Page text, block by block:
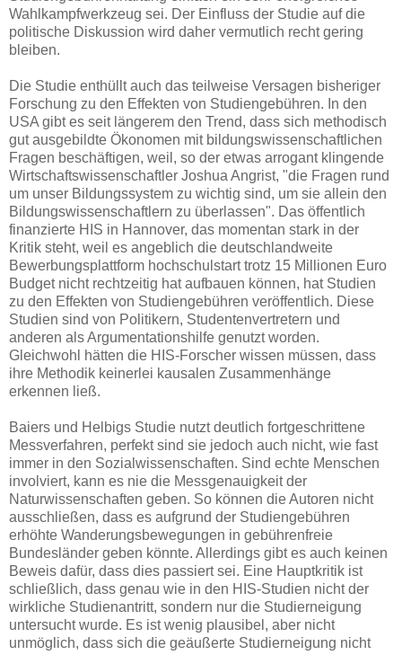
Wahlkampfwerkzeug sei. Der Einfluss der Studie auf die
politische Diskussion wird daher vermutlich recht gering
bleiben.
Die Studie enthüllt auch das teilweise Versagen bisheriger
Forschung zu den Effekten von Studiengebühren. In den
USA gibt es seit längerem den Trend, dass sich methodisch
gut ausgebildte Ökonomen mit bildungswissenschaftlichen
Fragen beschäftigen, weil, so der etwas arrogant klingende
Wirtschaftswissenschaftler Joshua Angrist, "die Fragen rund
um unser Bildungssystem zu wichtig sind, um sie allein den
Bildungswissenschaftlern zu überlassen". Das öffentlich
finanzierte HIS in Hannover, das momentan stark in der
Kritik steht, weil es angeblich die deutschlandweite
Bewerbungsplattform hochschulstart trotz 15 Millionen Euro
Budget nicht rechtzeitig hat aufbauen können, hat Studien
zu den Effekten von Studiengebühren veröffentlich. Diese
Studien sind von Politikern, Studentenvertretern und
anderen als Argumentationshilfe genutzt worden.
Gleichwohl hätten die HIS-Forscher wissen müssen, dass
ihre Methodik keinerlei kausalen Zusammenhänge
erkennen ließ.
Baiers und Helbigs Studie nutzt deutlich fortgeschrittene
Messverfahren, perfekt sind sie jedoch auch nicht, wie fast
immer in den Sozialwissenschaften. Sind echte Menschen
involviert, kann es nie die Messgenauigkeit der
Naturwissenschaften geben. So können die Autoren nicht
ausschließen, dass es aufgrund der Studiengebühren
erhöhte Wanderungsbewegungen in gebührenfreie
Bundesländer geben könnte. Allerdings gibt es auch keinen
Beweis dafür, dass dies passiert sei. Eine Hauptkritik ist
schließlich, dass genau wie in den HIS-Studien nicht der
wirkliche Studienantritt, sondern nur die Studierneigung
untersucht wurde. Es ist wenig plausibel, aber nicht
unmöglich, dass sich die geäußerte Studierneigung nicht